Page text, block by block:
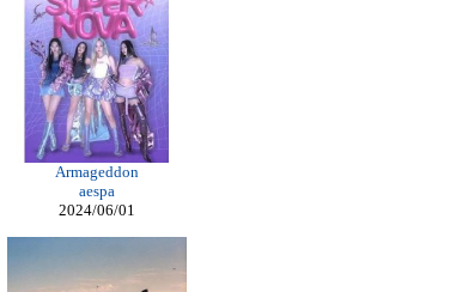
Armageddon
aespa
2024/06/01